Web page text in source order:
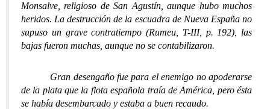
Monsalve, religioso de San Agustín, aunque hubo muchos
heridos. La destrucción de la escuadra de Nueva España no
supuso un grave contratiempo (Rumeu, T-III, p. 192), las
bajas fueron muchas, aunque no se contabilizaron.
Gran desengaño fue para el enemigo no apoderarse
de la plata que la flota española traía de América, pero ésta
se había desembarcado y estaba a buen recaudo.